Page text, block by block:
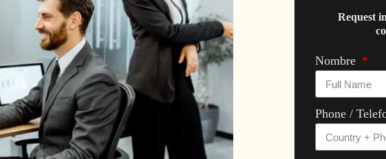
Request
Nombre
Phone /